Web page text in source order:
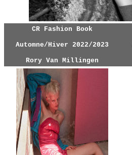
CR Fashion Book
Automne/Hiver 2022/2023
Rory Van Millingen